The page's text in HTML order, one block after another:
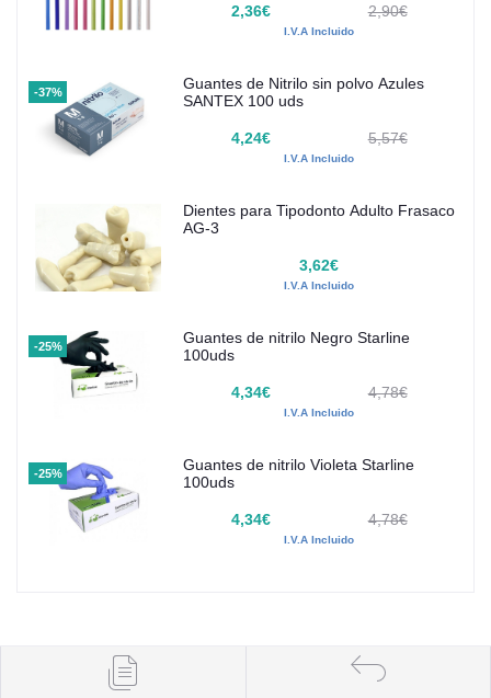
2,36€ 2,90€
I.V.A Incluido
-37%
Guantes de Nitrilo sin polvo Azules
SANTEX 100 uds
4,24€ 5,57€
I.V.A Incluido
Dientes para Tipodonto Adulto Frasaco
AG-3
3,62€
I.V.A Incluido
-25%
Guantes de nitrilo Negro Starline
100uds
4,34€ 4,78€
I.V.A Incluido
-25%
Guantes de nitrilo Violeta Starline
100uds
4,34€ 4,78€
I.V.A Incluido